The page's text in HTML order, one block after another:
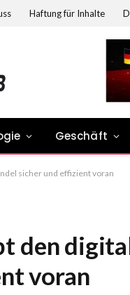
Haftung für Inhalte
Geschäft
sicher und effizient voran
den
voran